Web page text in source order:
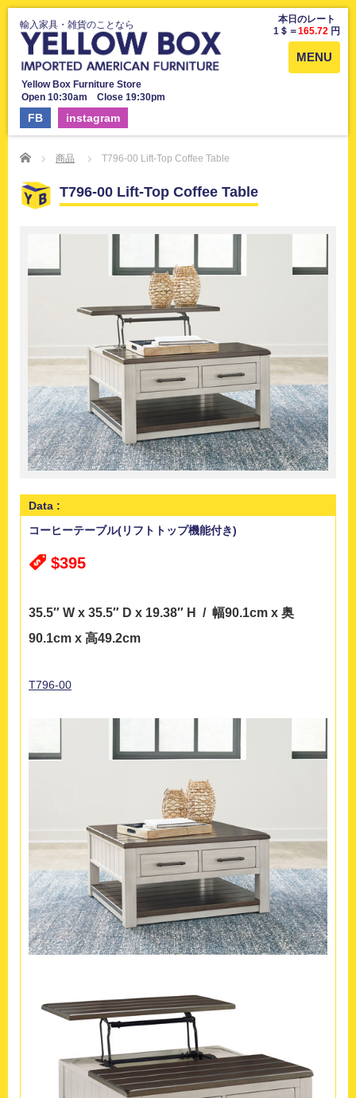
輸入家具・雑貨のことなら
本日のレート
1＄＝165.72 円
MENU
Yellow Box Furniture Store
Open 10:30am Close 19:30pm
FB instagram
Home 商品 T796-00 Lift-Top Coffee Table
T796-00 Lift-Top Coffee Table
Data :
コーヒーテーブル(リフトトップ機能付き)
$395
35.5″ W x 35.5″ D x 19.38″ H / 幅90.1cm x 奥
90.1cm x 高49.2cm
T796-00